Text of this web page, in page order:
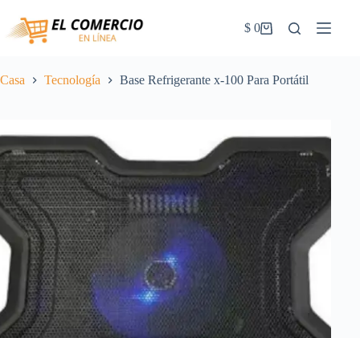
contenido
Carrito
compra
$ 0
Casa Tecnología Base Refrigerante x-100 Para Portátil